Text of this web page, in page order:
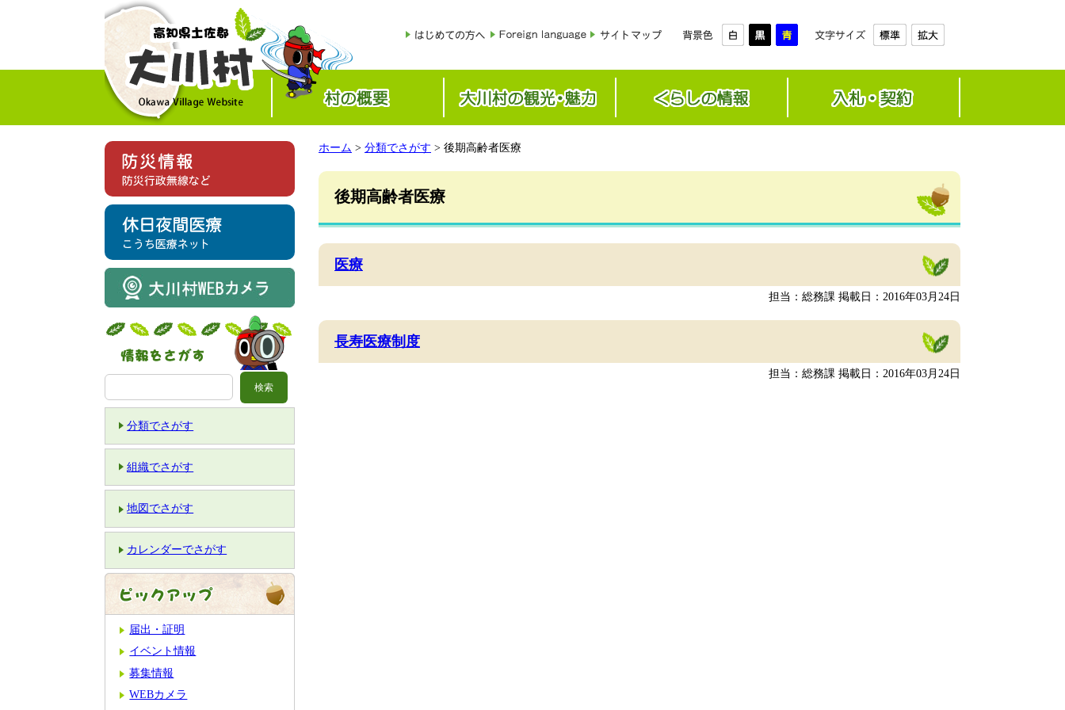
分類でさがす
組織でさがす
地図でさがす
カレンダーでさがす
届出・証明
イベント情報
募集情報
WEBカメラ
ホーム > 分類でさがす > 後期高齢者医療
後期高齢者医療
医療
担当：総務課 掲載日：2016年03月24日
長寿医療制度
担当：総務課 掲載日：2016年03月24日